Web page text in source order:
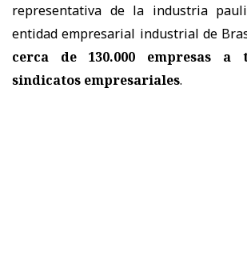
representativa de la industria
entidad empresarial industrial de
cerca de 130.000 empresas a
sindicatos empresariales.